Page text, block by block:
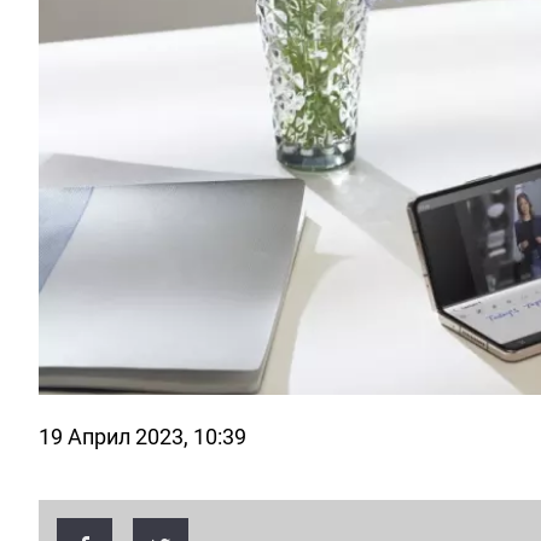
19 Април 2023, 10:39